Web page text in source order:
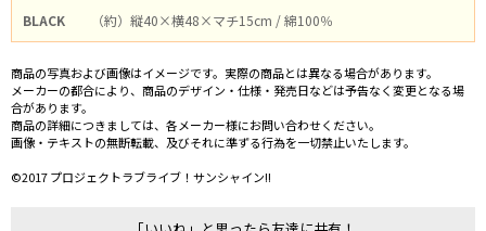
BLACK
（約）縦40×横48×マチ15cm / 綿100％
商品の写真および画像はイメージです。実際の商品とは異なる場合があります。
メーカーの都合により、商品のデザイン・仕様・発売日などは予告なく変更となる場
合があります。
商品の詳細につきましては、各メーカー様にお問い合わせください。
画像・テキストの無断転載、及びそれに準ずる行為を一切禁止いたします。
©2017 プロジェクトラブライブ！サンシャイン!!